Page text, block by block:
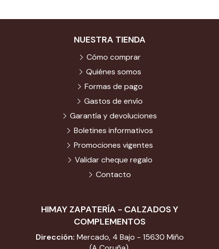
HIMAY ZAPATERÍA - CALZADOS Y
COMPLEMENTOS
Dirección: Mercado, 4 Bajo - 15630 Miño
NUESTRA TIENDA
Cómo comprar
Quiénes somos
Formas de pago
Gastos de envío
Garantía y devoluciones
Boletines informativos
Promociones vigentes
Validar cheque regalo
Contacto